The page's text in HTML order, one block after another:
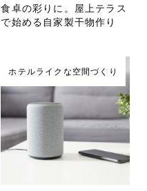
食卓の彩りに。屋上テラス
で始める自家製干物作り
ホテルライクな空間づくり